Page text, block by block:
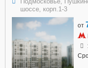
шоссе, корп.1-3
от